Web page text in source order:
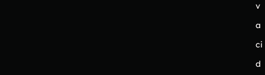
v
a
ci
d